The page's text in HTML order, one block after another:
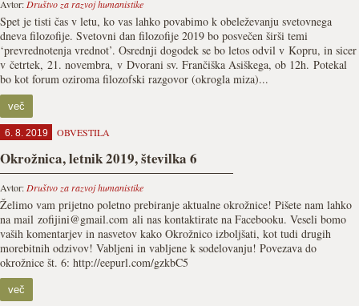
Avtor: Društvo za razvoj humanistike
Spet je tisti čas v letu, ko vas lahko povabimo k obeleževanju svetovnega
dneva filozofije. Svetovni dan filozofije 2019 bo posvečen širši temi
‘prevrednotenja vrednot’. Osrednji dogodek se bo letos odvil v Kopru, in sicer
v četrtek, 21. novembra, v Dvorani sv. Frančiška Asiškega, ob 12h. Potekal
bo kot forum oziroma filozofski razgovor (okrogla miza)...
več
6. 8. 2019 OBVESTILA
Okrožnica, letnik 2019, številka 6
Avtor: Društvo za razvoj humanistike
Želimo vam prijetno poletno prebiranje aktualne okrožnice! Pišete nam lahko
na mail zofijini@gmail.com ali nas kontaktirate na Facebooku. Veseli bomo
vaših komentarjev in nasvetov kako Okrožnico izboljšati, kot tudi drugih
morebitnih odzivov! Vabljeni in vabljene k sodelovanju! Povezava do
okrožnice št. 6: http://eepurl.com/gzkbC5
več